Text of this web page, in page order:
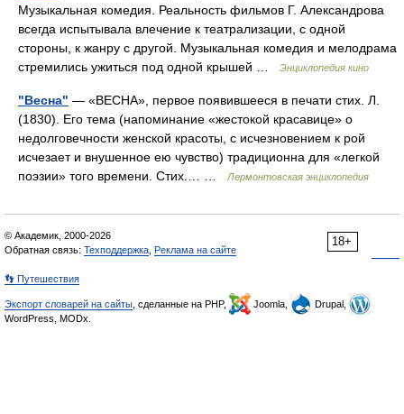
Музыкальная комедия. Реальность фильмов Г. Александрова
всегда испытывала влечение к театрализации, с одной
стороны, к жанру с другой. Музыкальная комедия и мелодрама
стремились ужиться под одной крышей …
Энциклопедия кино
"Весна" — «ВЕСНА», первое появившееся в печати стих. Л.
(1830). Его тема (напоминание «жестокой красавице» о
недолговечности женской красоты, с исчезновением к рой
исчезает и внушенное ею чувство) традиционна для «легкой
поэзии» того времени. Стих.… …
Лермонтовская энциклопедия
18+
© Академик, 2000-2026
Обратная связь: Техподдержка Реклама на сайте
👣 Путешествия
Экспорт словарей на сайты , сделанные на PHP, Joomla,
Drupal,
WordPress, MODx.